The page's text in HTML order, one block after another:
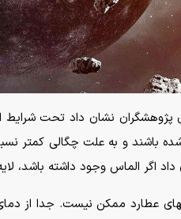
پژوهشگران نشان داد تحت
باشند و به علت چگالی کمتر
وجود داشته باشد، لایه‌ای به ضخامت